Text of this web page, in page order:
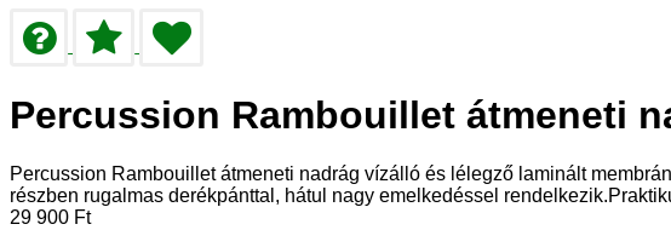
Percussion Rambouillet átmeneti
Percussion Rambouillet átmeneti nadrág vízálló és lélegző laminált
részben rugalmas derékpánttal, hátul nagy emelkedéssel
29 900 Ft